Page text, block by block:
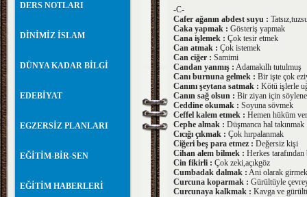
DERS NOTLARI
DİNİMİZ İSLAM
DÜNYA KADAR BİLGİ
EDEBİYAT
EGZERSİZ PLANLARI
EĞİTİM-BİR-SEN
EĞİTİM HABERLERİ
-C-
Cafer ağanın abdest suyu :
Caka yapmak : Gösteriş yapmak
Cana işlemek : Çok tesir etmek
Can atmak : Çok istemek
Can ciğer : Samimi
Candan yanmış : Adamakıllı tutulmuş
Canı burnuna gelmek : Bir işte çok
Canını şeytana satmak : Kötü işlerle
Canın sağ olsun : Bir ziyan için
Ceddine okumak : Soyuna sövmek
Ceffel kalem etmek : Hemen hüküm
Cephe almak : Düşmanca hal takınmak
Cıcığı çıkmak : Çok hırpalanmak
Ciğeri beş para etmez : Değersiz kişi
Cihan alem bilmek : Herkes
Cin fikirli : Çok zeki,açıkgöz
Cumbadak dalmak : Ani olarak
Curcuna koparmak : Gürültüyle
Curcunaya kalkmak : Kavga ve